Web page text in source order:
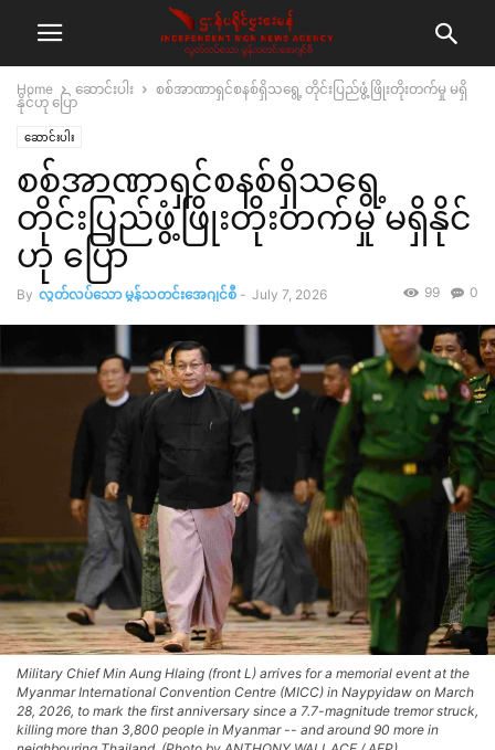
Home ဆောင်းပါး
စစ်အာဏာရှင်စနစ်ရှိသရွေ့ တိုင်းပြည်ဖွံ့ဖြိုးတိုးတက်မှု မရှိ
နိုင်ဟု ပြော
ဆောင်းပါး
စစ်အာဏာရှင်စနစ်ရှိသရွေ့
တိုင်းပြည်ဖွံ့ဖြိုးတိုးတက်မှု မရှိနိုင်
ဟု ပြော
By လွတ်လပ်သော မွန်သတင်းအေဂျင်စီ - July 7, 2026 0
99
Military Chief Min Aung Hlaing (front L) arrives for a memorial event at the
Myanmar International Convention Centre (MICC) in Naypyidaw on March
28, 2026, to mark the first anniversary since a 7.7-magnitude tremor struck,
killing more than 3,800 people in Myanmar -- and around 90 more in